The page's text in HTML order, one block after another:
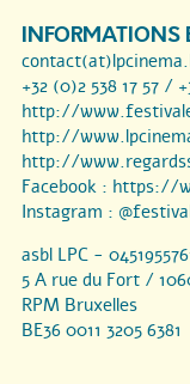
INFORMATIONS
+32 (0)2 538 17 57 /
http://
http://
http://
Facebook : https://
Instagram :
asbl LPC -
5 A rue du Fort /
RPM Bruxelles
BE36 0011 3205 6381